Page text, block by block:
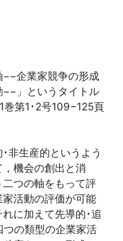
企業家競争の形成
−−」というタイトル
巻第1･2号109−125頁
非生産的というよう
機会の創出と消
つの軸をもって評
活動の評価が可能
に加えて先導的･追
つの類型の企業家活